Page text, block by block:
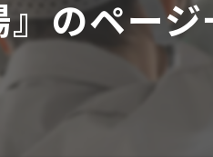
のページ